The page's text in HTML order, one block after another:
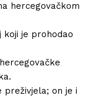
hercegovačkom
koji je prohodao
preživjela; on je i